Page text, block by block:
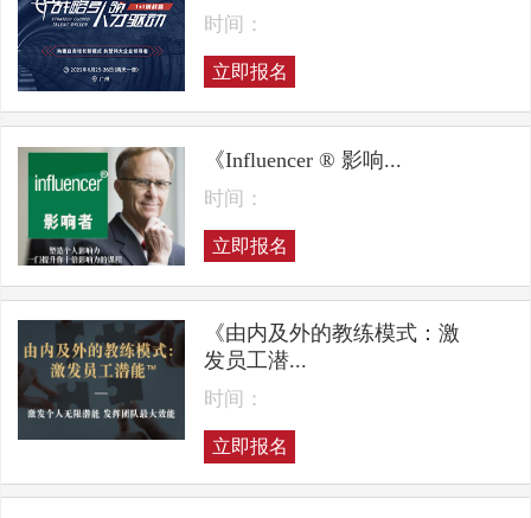
时间：
立即报名
《Influencer ® 影响...
时间：
立即报名
《由内及外的教练模式：激
发员工潜...
时间：
立即报名